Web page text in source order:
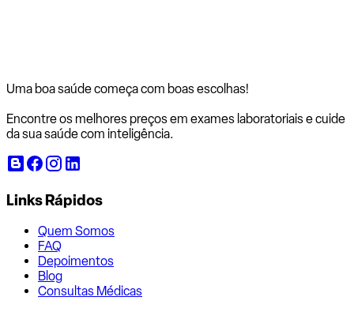
Uma boa saúde começa com boas escolhas!
Encontre os melhores preços em exames laboratoriais e cuide
da sua saúde com inteligência.
Links Rápidos
Quem Somos
FAQ
Depoimentos
Blog
Consultas Médicas